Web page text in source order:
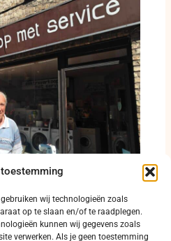
toestemming
wij technologieën zoals
op te slaan en/of te raadplegen.
kunnen wij gegevens zoals
verwerken. Als je geen toestemming
Deruytter staat een